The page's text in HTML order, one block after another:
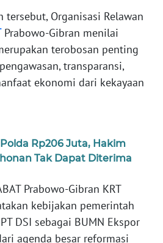
(DSI) mulai 1 Juni 2026.
Organisasi Relawan
Prabowo-Gibran menilai
terobosan penting
transparansi,
Tak Dapat Diterima
Prabowo-Gibran KRT
kebijakan pemerintah